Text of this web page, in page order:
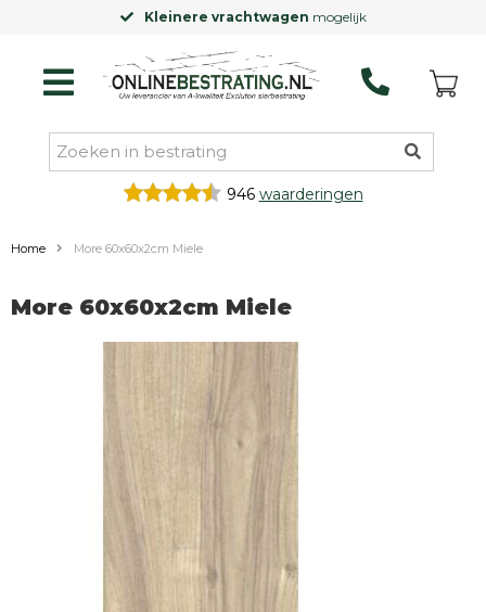
Kleinere vrachtwagen mogelijk
946 waarderingen
Home More 60x60x2cm Miele
More 60x60x2cm Miele